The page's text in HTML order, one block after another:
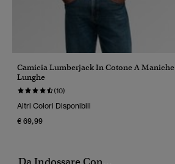
Camicia Lumberjack In Cotone A Maniche
Lunghe
(10)
Altri Colori Disponibili
€ 69,99